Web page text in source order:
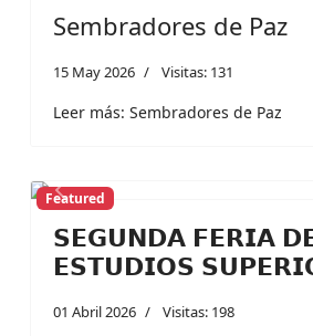
Sembradores de Paz
15 May 2026 Visitas: 131
Leer más: Sembradores de Paz
Previous
Featured
𝗦𝗘𝗚𝗨𝗡𝗗𝗔 𝗙𝗘𝗥𝗜𝗔
𝗘𝗦𝗧𝗨𝗗𝗜𝗢𝗦
01 Abril 2026 Visitas: 198